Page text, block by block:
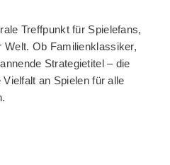
Treffpunkt für Spielefans,
Welt. Ob Familienklassiker,
Strategietitel – die
an Spielen für alle